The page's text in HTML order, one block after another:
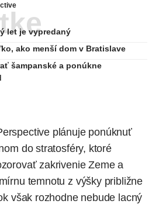
let je vypredaný
ako menší dom v Bratislave
šampanské a ponúkne
plánuje ponúknuť
dostratosféry, ktoré
zakrivenie Zeme a
temnotu z výšky približne
však rozhodne nebude lacný